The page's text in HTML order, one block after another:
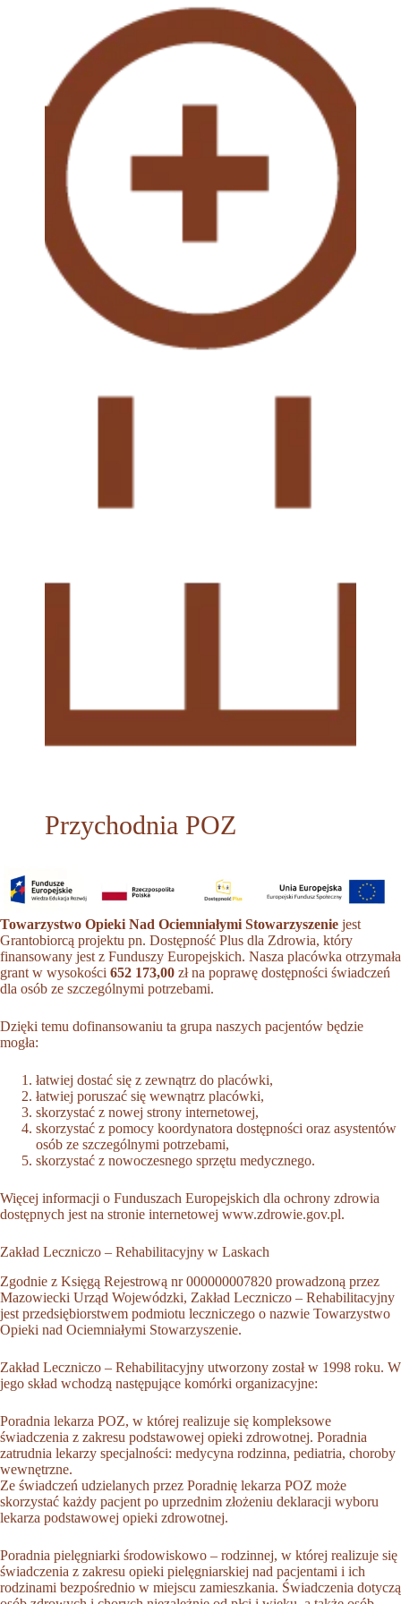
Przychodnia POZ
Towarzystwo Opieki Nad Ociemniałymi Stowarzyszenie jest
Grantobiorcą projektu pn. Dostępność Plus dla Zdrowia, który
finansowany jest z Funduszy Europejskich. Nasza placówka otrzymała
grant w wysokości 652 173,00 zł na poprawę dostępności świadczeń
dla osób ze szczególnymi potrzebami.
Dzięki temu dofinansowaniu ta grupa naszych pacjentów będzie
mogła:
łatwiej dostać się z zewnątrz do placówki,
łatwiej poruszać się wewnątrz placówki,
skorzystać z nowej strony internetowej,
skorzystać z pomocy koordynatora dostępności oraz asystentów
osób ze szczególnymi potrzebami,
skorzystać z nowoczesnego sprzętu medycznego.
Więcej informacji o Funduszach Europejskich dla ochrony zdrowia
dostępnych jest na stronie internetowej www.zdrowie.gov.pl.
Zakład Leczniczo – Rehabilitacyjny w Laskach
Zgodnie z Księgą Rejestrową nr 000000007820 prowadzoną przez
Mazowiecki Urząd Wojewódzki, Zakład Leczniczo – Rehabilitacyjny
jest przedsiębiorstwem podmiotu leczniczego o nazwie Towarzystwo
Opieki nad Ociemniałymi Stowarzyszenie.
Zakład Leczniczo – Rehabilitacyjny utworzony został w 1998 roku. W
jego skład wchodzą następujące komórki organizacyjne:
Poradnia lekarza POZ, w której realizuje się kompleksowe
świadczenia z zakresu podstawowej opieki zdrowotnej. Poradnia
zatrudnia lekarzy specjalności: medycyna rodzinna, pediatria, choroby
wewnętrzne.
Ze świadczeń udzielanych przez Poradnię lekarza POZ może
skorzystać każdy pacjent po uprzednim złożeniu deklaracji wyboru
lekarza podstawowej opieki zdrowotnej.
Poradnia pielęgniarki środowiskowo – rodzinnej, w której realizuje się
świadczenia z zakresu opieki pielęgniarskiej nad pacjentami i ich
rodzinami bezpośrednio w miejscu zamieszkania. Świadczenia dotyczą